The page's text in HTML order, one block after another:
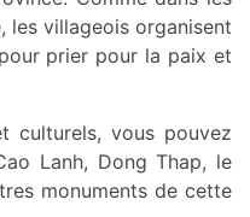
les villageois organisent
prier pour la paix et
culturels, vous pouvez
Lanh, Dong Thap, le
monuments de cette